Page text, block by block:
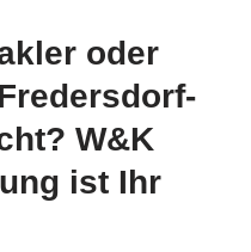
oder
W&K
ist Ihr